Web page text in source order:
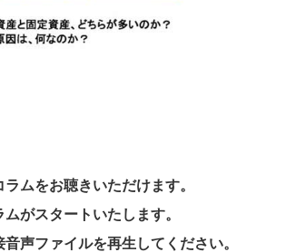
ムをお聴きいただけます。
がスタートいたします。
音声ファイルを再生してください。